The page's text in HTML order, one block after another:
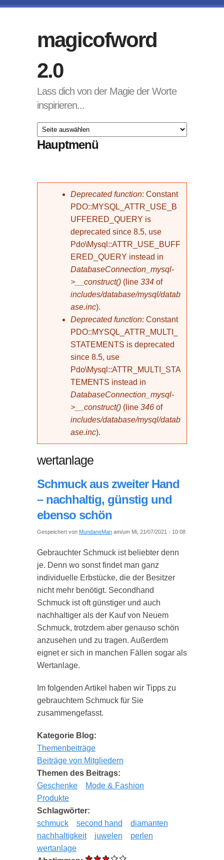
magicofword
2.0
Lass dich von der Magie der Worte
inspirieren...
Hauptmenü
Fehlermeldung
Deprecated function: Constant
PDO::MYSQL_ATTR_USE_B
UFFERED_QUERY is
deprecated since 8.5, use
Pdo\Mysql::ATTR_USE_BUFF
ERED_QUERY instead in
DatabaseConnection_mysql-
>__construct() (line 334 of
includes/database/mysql/datab
ase.inc).
Deprecated function: Constant
PDO::MYSQL_ATTR_MULTI_
STATEMENTS is deprecated
since 8.5, use
Pdo\Mysql::ATTR_MULTI_STA
TEMENTS instead in
DatabaseConnection_mysql-
>__construct() (line 346 of
includes/database/mysql/datab
ase.inc).
wertanlage
Schmuck aus zweiter Hand
– nachhaltig, günstig und
ebenso schön
Gespeichert von MundaneMan am/um Mi, 21/07/2021 - 10:08
Gebrauchter Schmuck ist beliebter denn
je. Denn wo sonst findet man ganz
individuelle Erbstücke, die der Besitzer
nicht mehr benötigt. Secondhand
Schmuck ist oft günstiger und auch
nachhaltiger als der Kauf von Neuem
Schmuck, trotzdem aber genauso schön
anzusehen und zu tragen. Außerdem
eignet er sich in manchen Fällen sogar als
Wertanlage.
Im folgenden Artikel haben wir Tipps zu
gebrauchtem Schmuck für Sie
zusammengefasst.
Kategorie Blog:
Themenbeiträge
Beiträge von Mitgliedern
Themen des Beitrags:
Geschenke
Mode & Fashion
Produkte
Schlagwörter:
schmuck
second hand
diamanten
nachhaltigkeit
juwelen
perlen
wertanlage